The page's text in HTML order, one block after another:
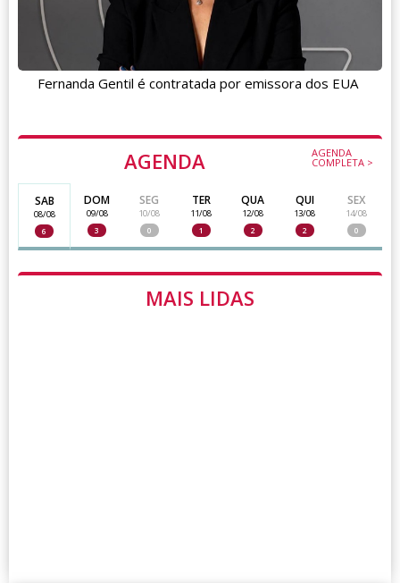
AGENDA AGENDA
COMPLETA >
SAB
08/08
6
DOM
09/08
3
SEG
10/08
0
TER
11/08
1
QUA
12/08
2
QUI
13/08
2
SEX
14/08
0
MAIS LIDAS
Fernanda Gentil é contratada por emissora dos EUA